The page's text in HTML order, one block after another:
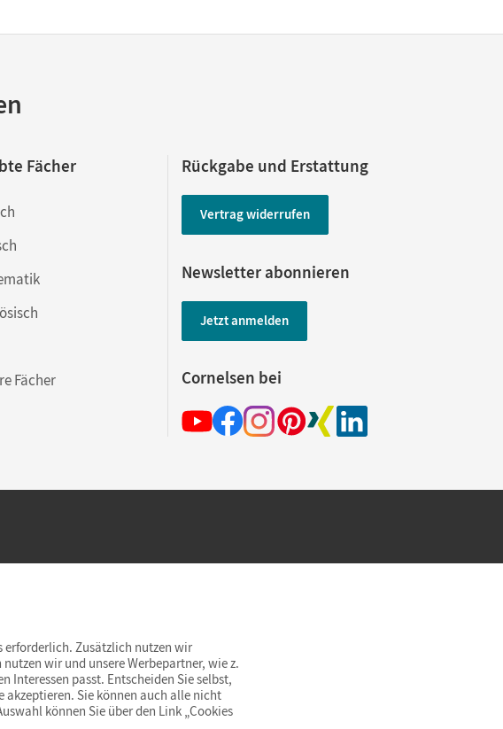
Fächer
Fächer
Rückgabe und Erstattung
Vertrag widerrufen
Newsletter abonnieren
Jetzt anmelden
Cornelsen bei
liefern wir versandkostenfrei innerhalb Deutschlands
erforderlich. Zusätzlich nutzen wir
wir und unsere Werbepartner, wie z.
Interessen passt. Entscheiden Sie selbst,
akzeptieren. Sie können auch alle nicht
können Sie über den Link „Cookies